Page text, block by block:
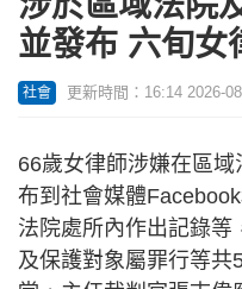
並發布 六旬女
社會 更新時間：16:14 2026-
66歲女律師涉嫌在區
布到社會媒體
法院處所內作出記錄
及保護對象屬罪行等共